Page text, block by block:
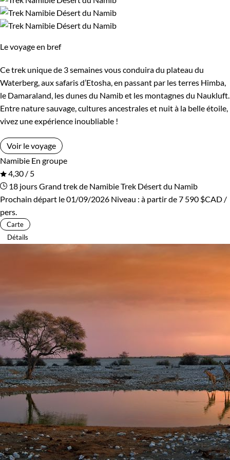
Le voyage en bref
Ce trek unique de 3 semaines vous conduira du plateau du
Waterberg, aux safaris d’Etosha, en passant par les terres Himba,
le Damaraland, les dunes du Namib et les montagnes du Naukluft.
Entre nature sauvage, cultures ancestrales et nuit à la belle étoile,
vivez une expérience inoubliable !
Voir le voyage
Namibie En groupe
4,30 / 5
18 joursGrand trek de NamibieTrek Désert du Namib
Prochain départ le 01/09/2026 Niveau : à partir de7 590 $CAD /
pers.
Carte
Détails